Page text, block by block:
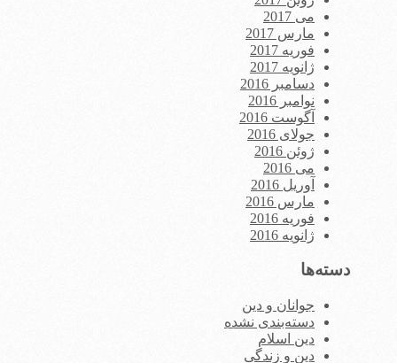
می 2017
مارس 2017
فوریه 2017
ژانویه 2017
دسامبر 2016
نوامبر 2016
آگوست 2016
جولای 2016
ژوئن 2016
می 2016
آوریل 2016
مارس 2016
فوریه 2016
ژانویه 2016
دسته‌ها
جوانان و دین
دسته‌بندی نشده
دین اسلام
دین و زندگی